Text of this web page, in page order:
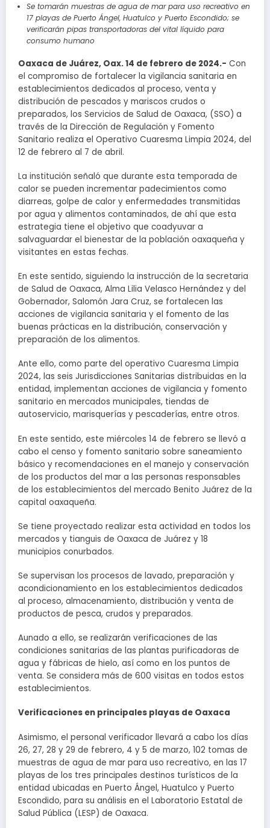
Se tomarán muestras de agua de mar para uso recreativo en
17 playas de Puerto Ángel, Huatulco y Puerto Escondido; se
verificarán pipas transportadoras del vital líquido para
consumo humano
Oaxaca de Juárez, Oax. 14 de febrero de 2024.- Con
el compromiso de fortalecer la vigilancia sanitaria en
establecimientos dedicados al proceso, venta y
distribución de pescados y mariscos crudos o
preparados, los Servicios de Salud de Oaxaca, (SSO) a
través de la Dirección de Regulación y Fomento
Sanitario realiza el Operativo Cuaresma Limpia 2024, del
12 de febrero al 7 de abril.
La institución señaló que durante esta temporada de
calor se pueden incrementar padecimientos como
diarreas, golpe de calor y enfermedades transmitidas
por agua y alimentos contaminados, de ahí que esta
estrategia tiene el objetivo que coadyuvar a
salvaguardar el bienestar de la población oaxaqueña y
visitantes en estas fechas.
En este sentido, siguiendo la instrucción de la secretaria
de Salud de Oaxaca, Alma Lilia Velasco Hernández y del
Gobernador, Salomón Jara Cruz, se fortalecen las
acciones de vigilancia sanitaria y el fomento de las
buenas prácticas en la distribución, conservación y
preparación de los alimentos.
Ante ello, como parte del operativo Cuaresma Limpia
2024, las seis Jurisdicciones Sanitarias distribuidas en la
entidad, implementan acciones de vigilancia y fomento
sanitario en mercados municipales, tiendas de
autoservicio, marisquerías y pescaderías, entre otros.
En este sentido, este miércoles 14 de febrero se llevó a
cabo el censo y fomento sanitario sobre saneamiento
básico y recomendaciones en el manejo y conservación
de los productos del mar a las personas responsables
de los establecimientos del mercado Benito Juárez de la
capital oaxaqueña.
Se tiene proyectado realizar esta actividad en todos los
mercados y tianguis de Oaxaca de Juárez y 18
municipios conurbados.
Se supervisan los procesos de lavado, preparación y
acondicionamiento en los establecimientos dedicados
al proceso, almacenamiento, distribución y venta de
productos de pesca, crudos y preparados.
Aunado a ello, se realizarán verificaciones de las
condiciones sanitarias de las plantas purificadoras de
agua y fábricas de hielo, así como en los puntos de
venta. Se considera más de 600 visitas en todos estos
establecimientos.
Verificaciones en principales playas de Oaxaca
Asimismo, el personal verificador llevará a cabo los días
26, 27, 28 y 29 de febrero, 4 y 5 de marzo, 102 tomas de
muestras de agua de mar para uso recreativo, en las 17
playas de los tres principales destinos turísticos de la
entidad ubicadas en Puerto Ángel, Huatulco y Puerto
Escondido, para su análisis en el Laboratorio Estatal de
Salud Pública (LESP) de Oaxaca.